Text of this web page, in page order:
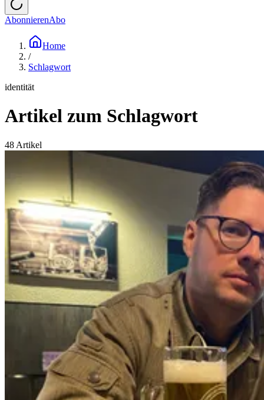
AbonnierenAbo
Home
/
Schlagwort
identität
Artikel zum Schlagwort
48 Artikel